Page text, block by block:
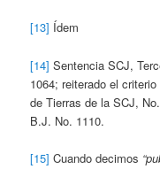
[13] Ídem
[14] Sentencia SCJ,
1064; reiterado el
de Tierras de la SCJ,
B.J. No. 1110.
[15] Cuando decimos